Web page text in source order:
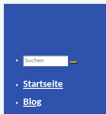
Suchen
nach:
Startseite
Blog